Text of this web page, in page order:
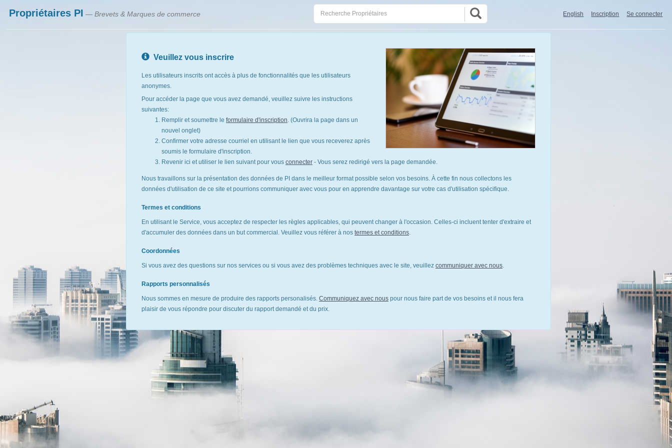
Propriétaires PI — Brevets & Marques de commerce English Inscription Se connecter
Veuillez vous inscrire
Les utilisateurs inscrits ont accès à plus de fonctionnalités que les utilisateurs
anonymes.
Pour accéder la page que vous avez demandé, veuillez suivre les instructions
suivantes:
Remplir et soumettre le formulaire d'inscription. (Ouvrira la page dans un
nouvel onglet)
Confirmer votre adresse courriel en utilisant le lien que vous receverez après
soumis le formulaire d'inscription.
Revenir ici et utiliser le lien suivant pour vous connecter- Vous serez redirigé vers la page demandée.
Nous travaillons sur la présentation des données de PI dans le meilleur format possible selon vos besoins. À cette fin nous collectons les
données d'utilisation de ce site et pourrions communiquer avec vous pour en apprendre davantage sur votre cas d'utilisation spécifique.
Termes et conditions
En utilisant le Service, vous acceptez de respecter les règles applicables, qui peuvent changer à l'occasion. Celles-ci incluent tenter d'extraire et
d'accumuler des données dans un but commercial. Veuillez vous référer à nos termes et conditions.
Coordonnées
Si vous avez des questions sur nos services ou si vous avez des problèmes techniques avec le site, veuillez communiquer avec nous.
Rapports personnalisés
Nous sommes en mesure de produire des rapports personalisés. Communiquez avec nouspour nous faire part de vos besoins et il nous fera
plaisir de vous répondre pour discuter du rapport demandé et du prix.